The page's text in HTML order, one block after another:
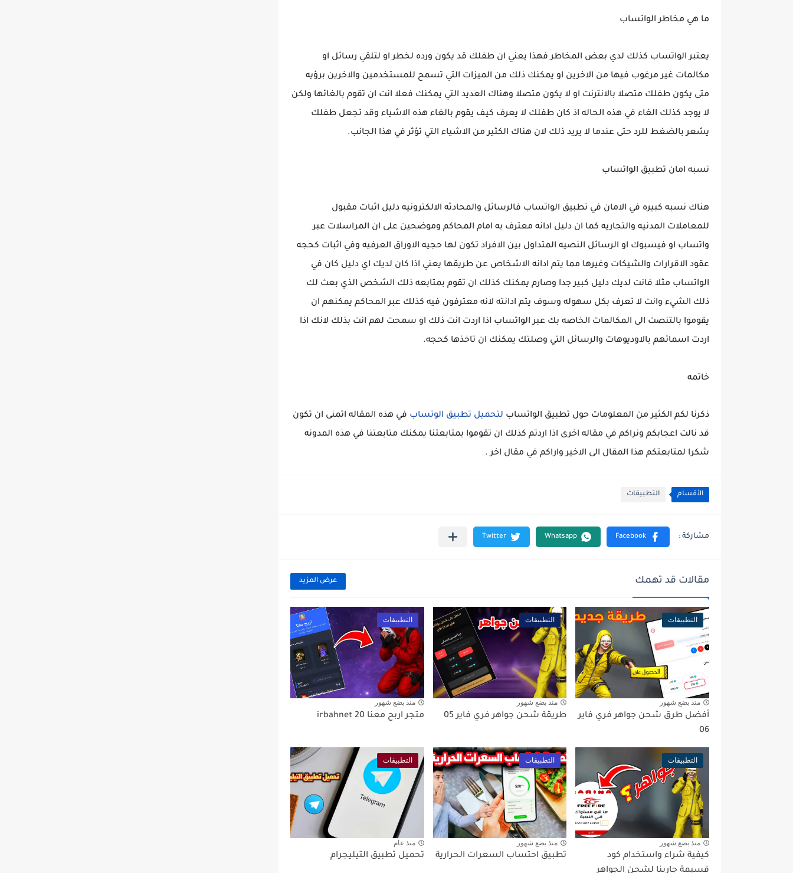
ما هي مخاطر الواتساب
يعتبر الواتساب كذلك لدي بعض المخاطر فهذا يعني ان طفلك قد يكون ورده لخطر او لتلقي رسائل او
مكالمات غير مرغوب فيها من الاخرين او يمكنك ذلك من الميزات التي تسمح للمستخدمين والاخرين برؤيه
متى يكون طفلك متصلا بالانترنت او لا يكون متصلا وهناك العديد التي يمكنك فعلا انت ان تقوم بالغائها ولكن
لا يوجد كذلك الغاء في هذه الحاله اذ كان طفلك لا يعرف كيف يقوم بالغاء هذه الاشياء وقد تجعل طفلك
يشعر بالضغط للرد حتى عندما لا يريد ذلك لان هناك الكثير من الاشياء التي تؤثر في هذا الجانب.
نسبه امان تطبيق الواتساب
هناك نسبه كبيره في الامان في تطبيق الواتساب فالرسائل والمحادثه الالكترونيه دليل اثبات مقبول
للمعاملات المدنيه والتجاريه كما ان دليل ادانه معترف به امام المحاكم وموضحين على ان المراسلات عبر
واتساب او فيسبوك او الرسائل النصيه المتداول بين الافراد تكون لها حجيه الاوراق العرفيه وفي اثبات كحجه
عقود الاقرارات والشيكات وغيرها مما يتم ادانه الاشخاص عن طريقها يعني اذا كان لديك اي دليل كان في
الواتساب مثلا فانت لديك دليل كبير جدا وصارم يمكنك كذلك ان تقوم بمتابعه ذلك الشخص الذي بعث لك
ذلك الشيء وانت لا تعرف بكل سهوله وسوف يتم ادانته لانه معترفون فيه كذلك عبر المحاكم يمكنهم ان
يقوموا بالتنصت الى المكالمات الخاصه بك عبر الواتساب اذا اردت انت ذلك او سمحت لهم انت بذلك لانك اذا
اردت اسمائهم بالاوديوهات والرسائل التي وصلتك يمكنك ان تاخذها كحجه.
خاتمه
ذكرنا لكم الكثير من المعلومات حول تطبيق الواتساب لتحميل تطبيق الوتساب في هذه المقاله اتمنى ان تكون
قد نالت اعجابكم ونراكم في مقاله اخرى اذا اردتم كذلك ان تقوموا بمتابعتنا يمكنك متابعتنا في هذه المدونه
شكرا لمتابعتكم هذا المقال الى الاخير واراكم في مقال اخر .
الأقسام التطبيقات
مقالات قد تهمك عرض المزيد
التطبيقات
منذ بضع شهور
أفضل طرق شحن جواهر فري فاير
06
التطبيقات
منذ بضع شهور
طريقة شحن جواهر فري فاير 05
التطبيقات
منذ بضع شهور
متجر اربح معنا irbahnet 20
التطبيقات
منذ بضع شهور
كيفية شراء واستخدام كود
قسيمة جارينا لشحن الجواهر
التطبيقات
منذ بضع شهور
تطبيق احتساب السعرات الحرارية
التطبيقات
منذ عام
تحميل تطبيق التيليجرام